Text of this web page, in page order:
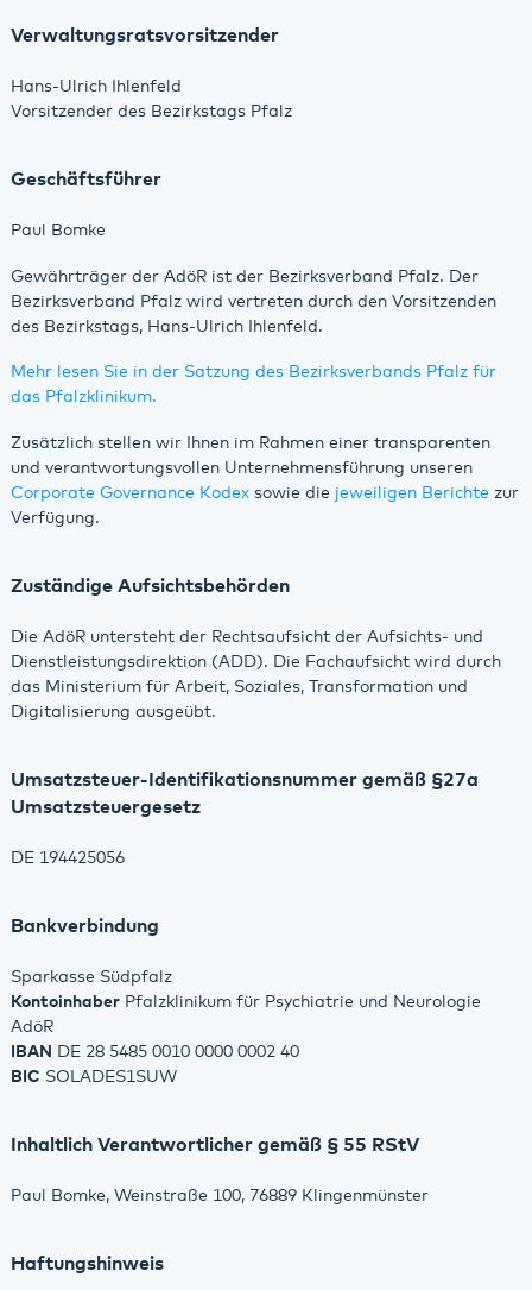
Verwaltungsratsvorsitzender
Hans-Ulrich Ihlenfeld
Vorsitzender des Bezirkstags Pfalz
Geschäftsführer
Paul Bomke
Gewährträger der AdöR ist der Bezirksverband Pfalz. Der
Bezirksverband Pfalz wird vertreten durch den Vorsitzenden
des Bezirkstags, Hans-Ulrich Ihlenfeld.
Mehr lesen Sie in der Satzung des Bezirksverbands Pfalz für
das Pfalzklinikum.
Zusätzlich stellen wir Ihnen im Rahmen einer transparenten
und verantwortungsvollen Unternehmensführung unseren
Corporate Governance Kodexsowie die jeweiligen Berichte zur
Verfügung.
Zuständige Aufsichtsbehörden
Die AdöR untersteht der Rechtsaufsicht der Aufsichts- und
Dienstleistungsdirektion (ADD). Die Fachaufsicht wird durch
das Ministerium für Arbeit, Soziales, Transformation und
Digitalisierung ausgeübt.
Umsatzsteuer-Identifikationsnummer gemäß §27a
Umsatzsteuergesetz
DE 194425056
Bankverbindung
Sparkasse Südpfalz
KontoinhaberPfalzklinikum für Psychiatrie und Neurologie
AdöR
IBAN
DE 28 5485 0010 0000 0002 40
BIC SOLADES1SUW
Inhaltlich Verantwortlicher gemäß § 55 RStV
Paul Bomke, Weinstraße 100, 76889 Klingenmünster
Haftungshinweis